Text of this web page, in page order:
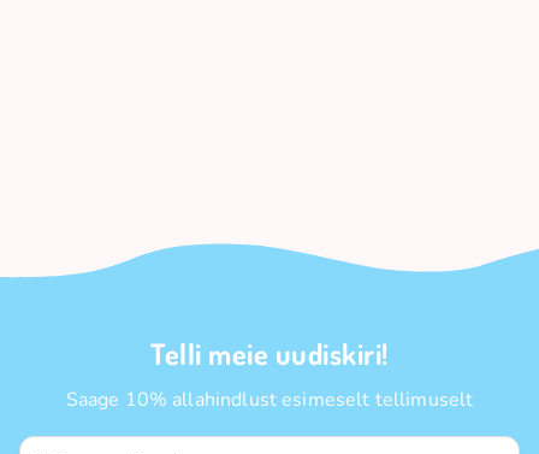
Telli meie uudiskiri!
Saage 10% allahindlust esimeselt tellimuselt